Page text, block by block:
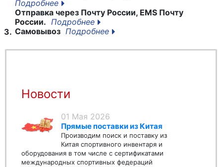
Подробнее
Отправка через Почту России, EMS Почту
России. Подробнее
3. Самовывоз Подробнее
Новости
01 Мая 2026
Прямые поставки из Китая
Производим поиск и поставку из
Китая спортивного инвентаря и
оборудования в том числе с сертификатами
международных спортивных федераций